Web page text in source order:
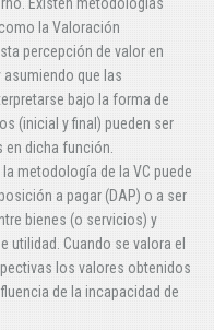
la Valoración
percepción de valor en
que las
bajo la forma de
(inicial y final) pueden ser
dicha función.
metodología de la VC puede
a pagar (DAP) o a ser
bienes (o servicios) y
utilidad. Cuando se valora el
los valores obtenidos
de la incapacidad de